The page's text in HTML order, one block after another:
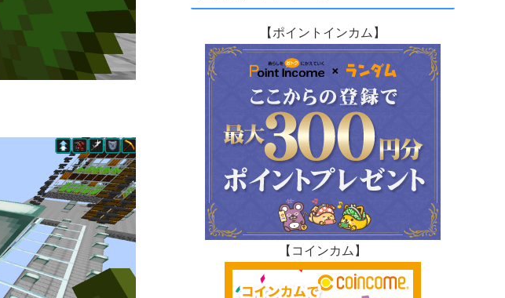
【ポイントインカム】
【コインカム】